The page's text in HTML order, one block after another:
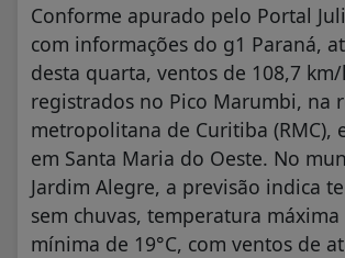
Conforme apurado pelo Portal
com informações do g1 Paraná,
desta quarta, ventos de 108,7
registrados no Pico Marumbi, na
metropolitana de Curitiba (RMC),
em Santa Maria do Oeste. No
Jardim Alegre, a previsão indica
sem chuvas, temperatura máxima
mínima de 19°C, com ventos de